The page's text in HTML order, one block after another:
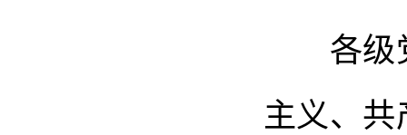
各级党
主义、共